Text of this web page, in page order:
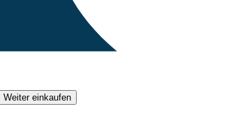
Weiter einkaufen